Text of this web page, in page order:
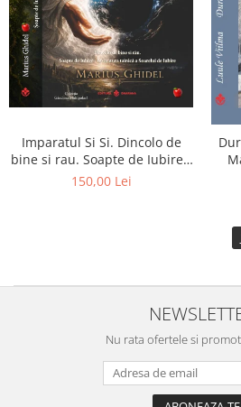
Imparatul Si Si. Dincolo de
bine si rau. Soapte de Iubire -
Invatatura tainica a Soarelui
150,00 Lei
Nu rata ofertele si